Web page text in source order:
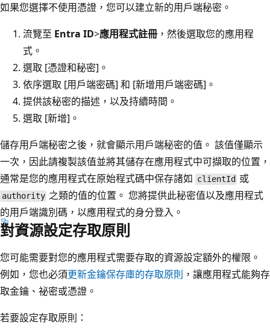
如果您選擇不使用憑證，您可以建立新的用戶端秘密。
流覽至 Entra ID>應用程式註冊 ，然後選取您的應用程
式。
選取 [憑證和秘密] 。
依序選取 [用戶端密碼] 和 [新增用戶端密碼] 。
提供該秘密的描述，以及持續時間。
選取 [新增]。
儲存用戶端秘密之後，就會顯示用戶端秘密的值。 該值僅顯示
一次，因此請複製該值並將其儲存在應用程式中可擷取的位置，
通常是您的應用程式在原始程式碼中保存諸如 clientId 或
authority 之類的值的位置。 您將提供此秘密值以及應用程式
的用戶端識別碼，以應用程式的身分登入。
對資源設定存取原則
您可能需要對您的應用程式需要存取的資源設定額外的權限。
例如，您也必須更新金鑰保存庫的存取原則 ，讓應用程式能夠存
取金鑰、祕密或憑證。
若要設定存取原則：